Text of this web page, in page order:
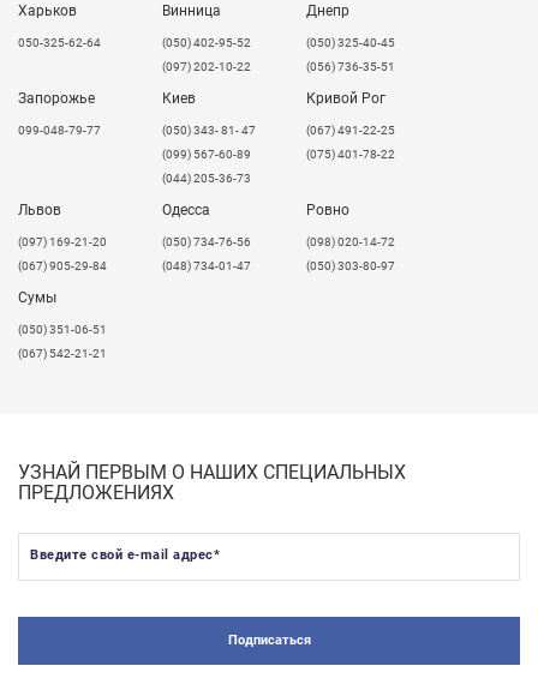
Харьков
050-325-62-64
Винница
(050) 402-95-52
(097) 202-10-22
Днепр
(050) 325-40-45
(056) 736-35-51
Запорожье
099-048-79-77
Киев
(050) 343- 81- 47
(099) 567-60-89
(044) 205-36-73
Кривой Рог
(067) 491-22-25
(075) 401-78-22
Львов
​(097) 169-21-20
(067) 905-29-84
Одесса
(050) 734-76-56
(048) 734-01-47
Ровно
(098) 020-14-72
(050) 303-80-97
Сумы
(050) 351-06-51
(067) 542-21-21
УЗНАЙ ПЕРВЫМ О НАШИХ СПЕЦИАЛЬНЫХ
ПРЕДЛОЖЕНИЯХ
Введите свой e-mail адрес*
Подписаться